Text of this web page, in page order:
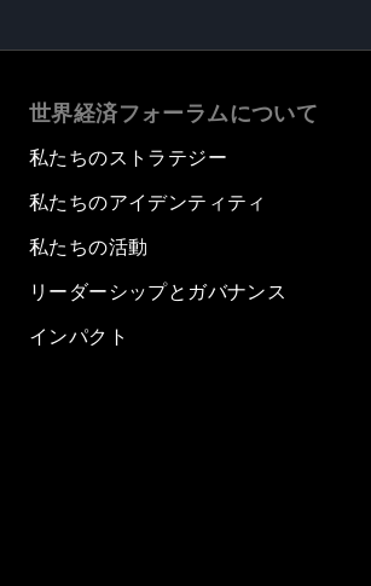
世界経済フォーラムについて
私たちのストラテジー
私たちのアイデンティティ
私たちの活動
リーダーシップとガバナンス
インパクト